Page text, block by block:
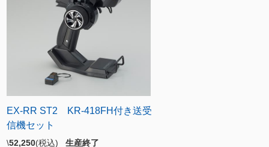
EX-RR ST2 KR-418FH付き送受
信機セット
\52,250(税込) 生産終了